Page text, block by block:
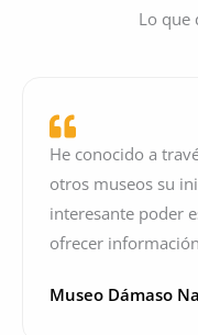
Lo que
He conocido a
otros museos su
interesante poder
ofrecer
Museo Dámaso